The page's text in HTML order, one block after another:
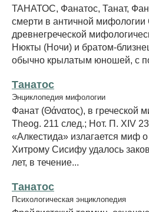
ТАНАТОС, Фанатос, Танат,
смерти в античной
древнегреческой
Нюкты (Ночи) и братом-
обычно крылатым юношей, с
Танатос
Энциклопедия мифологии
Фанат (Θάνατος), в греческой
Theog. 211 след.; Нот. П. XIV
«Алкестида» излагается миф
Хитрому Сисифу удалось
лет, в течение...
Танатос
Психологическая энциклопедия